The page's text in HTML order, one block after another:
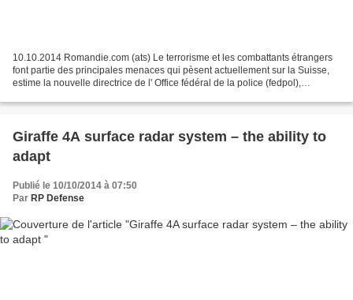
10.10.2014 Romandie.com (ats) Le terrorisme et les combattants étrangers
font partie des principales menaces qui pèsent actuellement sur la Suisse,
estime la nouvelle directrice de l' Office fédéral de la police (fedpol),
Giraffe 4A surface radar system – the ability to
adapt
Publié le 10/10/2014 à 07:50
Par RP Defense